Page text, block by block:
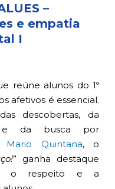
–
e empatia
I
reúne alunos do 1º
afetivos é essencial.
descobertas, da
e da busca por
Mario Quintana, o
” ganha destaque
o respeito e a